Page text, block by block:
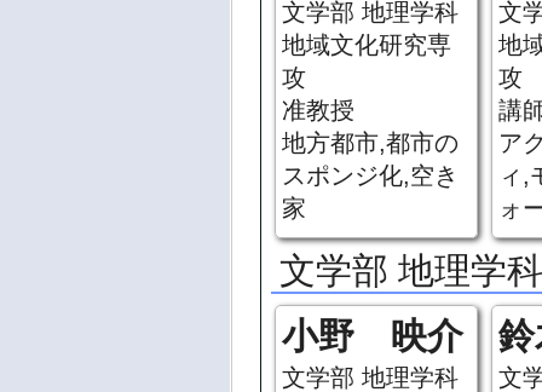
文学部 地理学科
地域文化研究専
攻
准教授
地方都市,都市の
スポンジ化,空き
家
文
地
攻
講
ア
ィ,
ォ
文学部 地理学
小野 映介
文学部 地理学科
文